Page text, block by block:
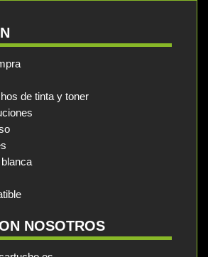
de tinta y toner
NOSOTROS